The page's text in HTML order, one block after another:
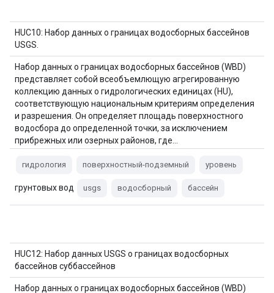
HUC10: Набор данных о границах водосборных бассейнов
USGS.
Набор данных о границах водосборных бассейнов (WBD)
представляет собой всеобъемлющую агрегированную
коллекцию данных о гидрологических единицах (HU),
соответствующую национальным критериям определения
и разрешения. Он определяет площадь поверхностного
водосбора до определенной точки, за исключением
прибрежных или озерных районов, где…
гидрология поверхностный-подземный уровень
грунтовых вод usgs водосборный бассейн
HUC12: Набор данных USGS о границах водосборных
бассейнов суббассейнов
Набор данных о границах водосборных бассейнов (WBD)